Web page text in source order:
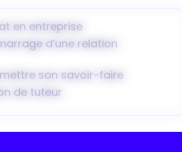
en entreprise
d’une relation
son savoir-faire
de tuteur